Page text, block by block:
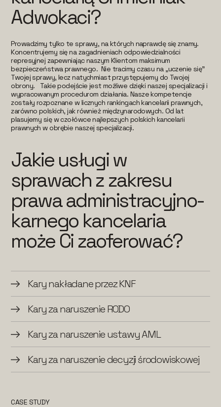
Adwokaci?
Prowadzimy tylko te sprawy, na których naprawdę się znamy.
Koncentrujemy się na zagadnieniach odpowiedzialności
represyjnej zapewniając naszym Klientom maksimum
bezpieczeństwa prawnego. Nie tracimy czasu na „uczenie się”
Twojej sprawy, lecz natychmiast przystępujemy do Twojej
obrony. Takie podejście jest możliwe dzięki naszej specjalizacji i
wypracowanym procedurom działania. Nasze kompetencje
zostały rozpoznane w licznych rankingach kancelarii prawnych,
zarówno polskich, jak również międzynarodowych. Od lat
plasujemy się w czołówce najlepszych polskich kancelarii
prawnych w obrębie naszej specjalizacji.
Jakie usługi w
sprawach z zakresu
prawa administracyjno-
karnego kancelaria
może Ci zaoferować?
Kary nakładane przez KNF
Kary za naruszenie RODO
Kary za naruszenie ustawy AML
Kary za naruszenie decyzji środowiskowej
CASE STUDY